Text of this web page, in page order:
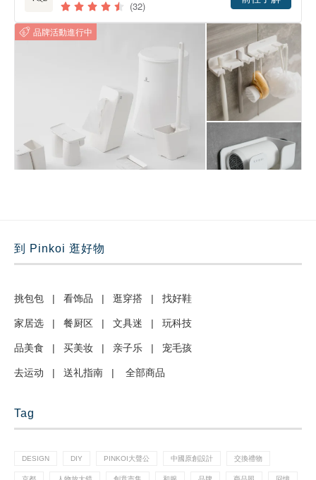
到 Pinkoi 逛好物
挑包包 | 看饰品 | 逛穿搭 | 找好鞋
家居选 | 餐厨区 | 文具迷 | 玩科技
品美食 | 买美妆 | 亲子乐 | 宠毛孩
去运动 | 送礼指南 | 全部商品
Tag
DESIGN DIY PINKOI大聲公 中國原創設計 交換禮物